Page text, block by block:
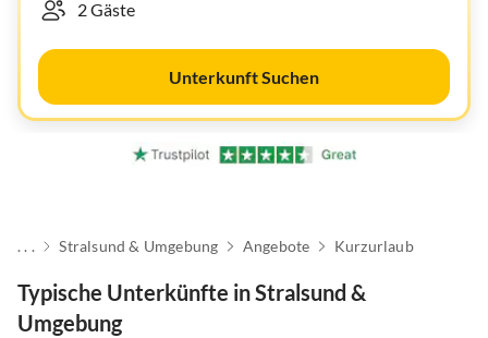
Unterkunft Suchen
. . . Stralsund & Umgebung Angebote Kurzurlaub
Typische Unterkünfte in Stralsund &
Umgebung